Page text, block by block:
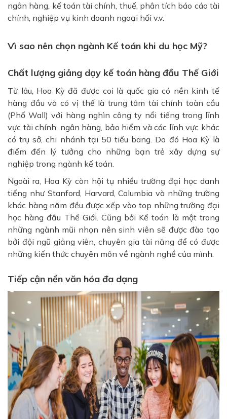
ngân hàng, kế toán tài chính, thuế, phân tích báo cáo tài
chính, nghiệp vụ kinh doanh ngoại hối v.v.
Vì sao nên chọn ngành Kế toán khi du học Mỹ?
Chất lượng giảng dạy kế toán hàng đầu Thế Giới
Từ lâu, Hoa Kỳ đã được coi là quốc gia có nền kinh tế
hàng đầu và có vị thế là trung tâm tài chính toàn cầu
(Phố Wall) với hàng nghìn công ty nổi tiếng trong lĩnh
vực tài chính, ngân hàng, bảo hiểm và các lĩnh vực khác
có trụ sở, chi nhánh tại 50 tiểu bang. Do đó Hoa Kỳ là
điểm đến lý tưởng cho những bạn trẻ xây dựng sự
nghiệp trong ngành kế toán.
Ngoài ra, Hoa Kỳ còn hội tụ nhiều trường đại học danh
tiếng như Stanford, Harvard, Columbia và những trường
khác hàng năm đều được xếp vào top những trường đại
học hàng đầu Thế Giới. Cũng bởi Kế toán là một trong
những ngành mũi nhọn nên sinh viên sẽ được đào tạo
bởi đội ngũ giảng viên, chuyên gia tài năng để có được
những kiến ​​thức chuyên môn về ngành nghề của mình.
Tiếp cận nền văn hóa đa dạng